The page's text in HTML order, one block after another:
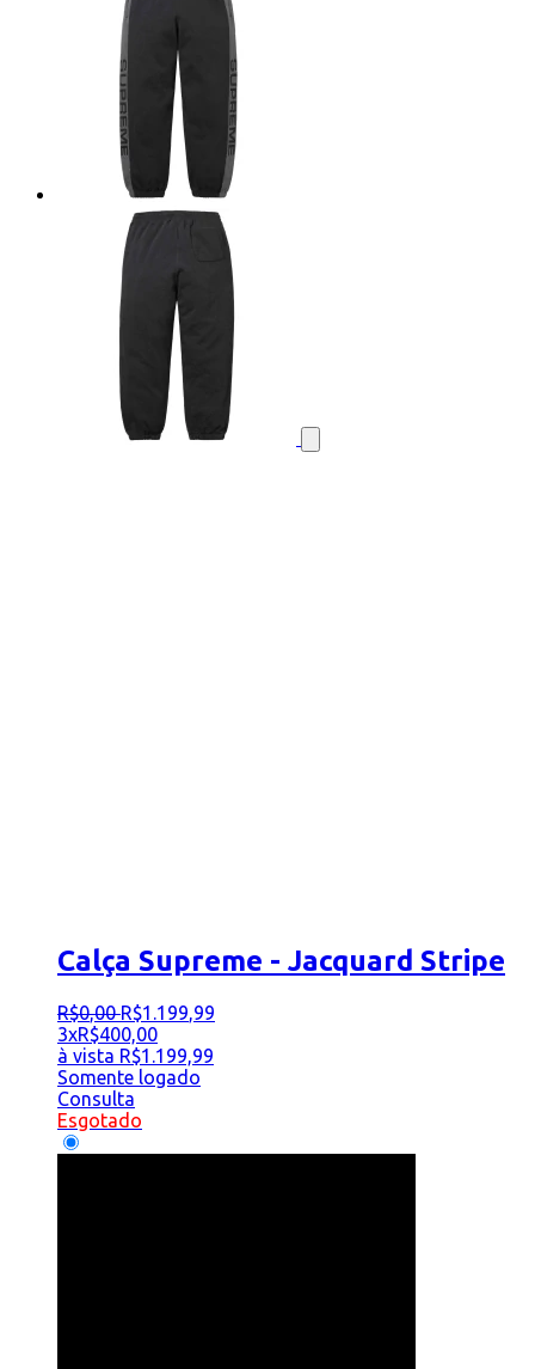
Calça Supreme - Jacquard Stripe
R$0,00 R$1.199,99
3xR$400,00
à vista R$1.199,99
Somente logado
Consulta
Esgotado